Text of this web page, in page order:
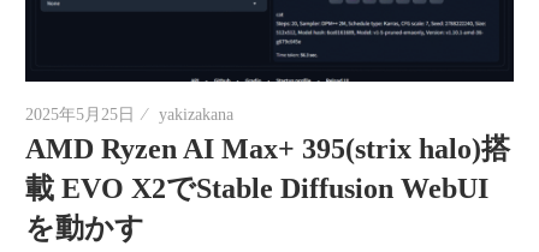
2025年5月25日 yakizakana
AMD Ryzen AI Max+ 395(strix halo)搭
載 EVO X2でStable Diffusion WebUI
を動かす